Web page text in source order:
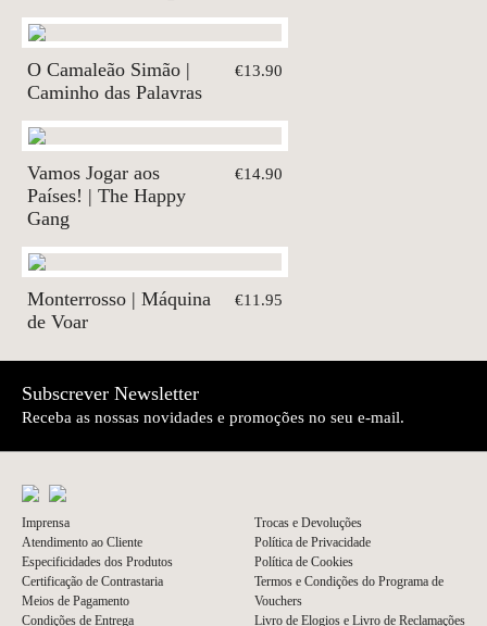
O Camaleão Simão |
Caminho das Palavras
€13.90
Vamos Jogar aos
Países! | The Happy
Gang
€14.90
Monterrosso | Máquina
de Voar
€11.95
Subscrever Newsletter
Receba as nossas novidades e promoções no seu e-mail.
Imprensa
Atendimento ao Cliente
Especificidades dos Produtos
Certificação de Contrastaria
Meios de Pagamento
Condições de Entrega
Trocas e Devoluções
Política de Privacidade
Política de Cookies
Termos e Condições do Programa de
Vouchers
Livro de Elogios e Livro de Reclamações